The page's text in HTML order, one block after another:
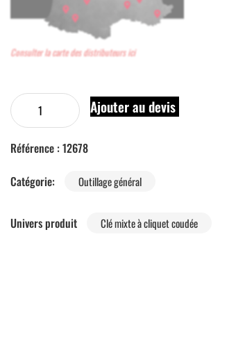
Consulter la carte des distributeurs ici
Ajouter au devis
Référence : 12678
Catégorie:
Outillage général
Univers produit Clé mixte à cliquet coudée